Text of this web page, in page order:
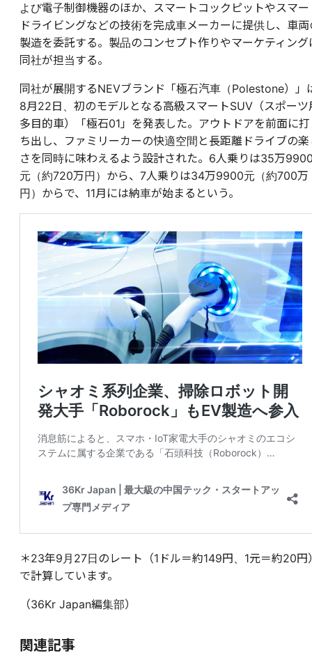
よび電子制御機器のほか、スマートコックピットやスマー
ドライビングなどの技術を完成車メーカーに提供し、車両
製造を委託する。製品のコンセプト作りやマーケティング
同社が担当する。
同社が展開するNEVブランド「極石汽車（Polestone）」
8月22日、初のモデルとなる高級スマートSUV（スポーツ
多目的車）「極石01」を発表した。アウトドアを前面に打
ち出し、ファミリーカーの快適空間と長距離ドライブの楽
さを同時に味わえるよう設計された。6人乗りは35万
元（約720万円）から、7人乗りは34万9900元（約700万
円）からで、11月には納車が始まるという。
＊23年9月27日のレート（1ドル＝約149円、1元＝約20円
で計算しています。
（36Kr Japan編集部）
関連記事